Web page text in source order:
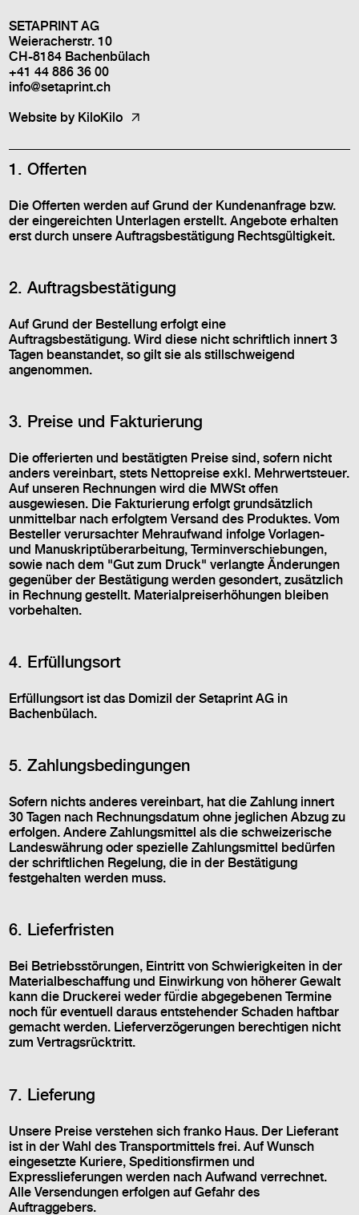
SETAPRINT AG
Weieracherstr. 10
CH-8184 Bachenbülach
+41 44 886 36 00
info@setaprint.ch
Website by KiloKilo
1. Offerten
Die Offerten werden auf Grund der Kundenanfrage bzw.
der eingereichten Unterlagen erstellt. Angebote erhalten
erst durch unsere Auftragsbestätigung Rechtsgültigkeit.
2. Auftragsbestätigung
Auf Grund der Bestellung erfolgt eine
Auftragsbestätigung. Wird diese nicht schriftlich innert 3
Tagen beanstandet, so gilt sie als stillschweigend
angenommen.
3. Preise und Fakturierung
Die offerierten und bestätigten Preise sind, sofern nicht
anders vereinbart, stets Nettopreise exkl. Mehrwertsteuer.
Auf unseren Rechnungen wird die MWSt offen
ausgewiesen. Die Fakturierung erfolgt grundsätzlich
unmittelbar nach erfolgtem Versand des Produktes. Vom
Besteller verursachter Mehraufwand infolge Vorlagen-
und Manuskriptüberarbeitung, Terminverschiebungen,
sowie nach dem "Gut zum Druck" verlangte Änderungen
gegenüber der Bestätigung werden gesondert, zusätzlich
in Rechnung gestellt. Materialpreiserhöhungen bleiben
vorbehalten.
4. Erfüllungsort
Erfüllungsort ist das Domizil der Setaprint AG in
Bachenbülach.
5. Zahlungsbedingungen
Sofern nichts anderes vereinbart, hat die Zahlung innert
30 Tagen nach Rechnungsdatum ohne jeglichen Abzug zu
erfolgen. Andere Zahlungsmittel als die schweizerische
Landeswährung oder spezielle Zahlungsmittel bedürfen
der schriftlichen Regelung, die in der Bestätigung
festgehalten werden muss.
6. Lieferfristen
Bei Betriebsstörungen, Eintritt von Schwierigkeiten in der
Materialbeschaffung und Einwirkung von höherer Gewalt
kann die Druckerei weder für̈die abgegebenen Termine
noch für eventuell daraus entstehender Schaden haftbar
gemacht werden. Lieferverzögerungen berechtigen nicht
zum Vertragsrücktritt.
7. Lieferung
Unsere Preise verstehen sich franko Haus. Der Lieferant
ist in der Wahl des Transportmittels frei. Auf Wunsch
eingesetzte Kuriere, Speditionsfirmen und
Expresslieferungen werden nach Aufwand verrechnet.
Alle Versendungen erfolgen auf Gefahr des
Auftraggebers.